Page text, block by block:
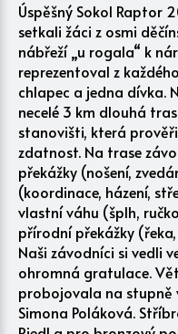
Úspěšný Sokol Raptor
setkali žáci z osmi
nábřeží „u rogala“ k
reprezentoval z
chlapec a jedna dívka.
necelé 3 km dlouhá
stanovišti, která
zdatnost. Na trase
překážky (nošení,
(koordinace, házení,
vlastní váhu (šplh,
přírodní překážky
Naši závodníci si vedli
ohromná gratulace.
probojovala na stupně
Simona Poláková.